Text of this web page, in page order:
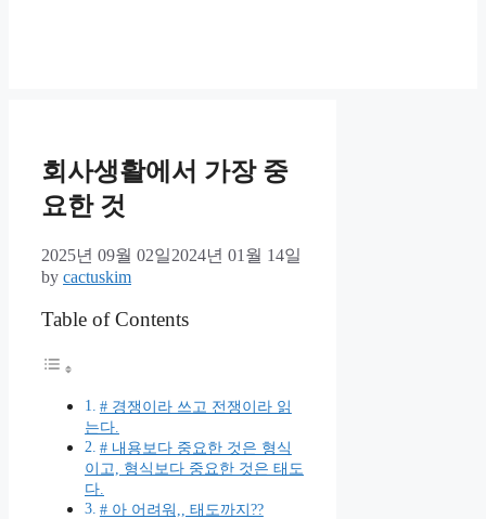
회사생활에서 가장 중
요한 것
2025년 09월 02일2024년 01월 14일
by cactuskim
Table of Contents
# 경쟁이라 쓰고 전쟁이라 읽
는다.
# 내용보다 중요한 것은 형식
이고, 형식보다 중요한 것은 태도
다.
# 아 어려워,, 태도까지??